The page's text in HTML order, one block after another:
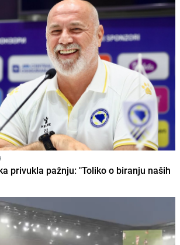
privukla pažnju: "Toliko o biranju naših